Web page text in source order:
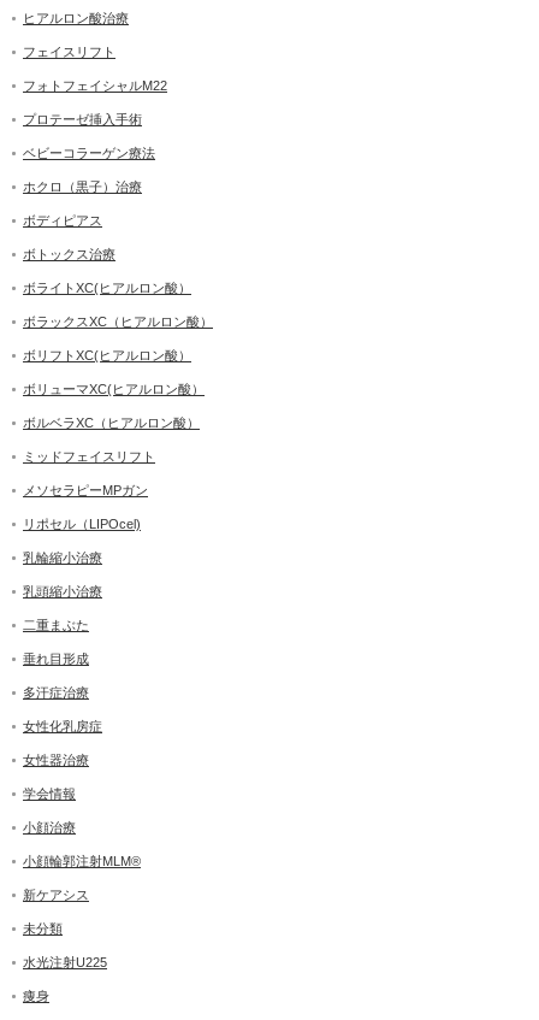
ヒアルロン酸治療
フェイスリフト
フォトフェイシャルM22
プロテーゼ挿入手術
ベビーコラーゲン療法
ホクロ（黒子）治療
ボディピアス
ボトックス治療
ボライトXC(ヒアルロン酸）
ボラックスXC（ヒアルロン酸）
ボリフトXC(ヒアルロン酸）
ボリューマXC(ヒアルロン酸）
ボルベラXC（ヒアルロン酸）
ミッドフェイスリフト
メソセラピーMPガン
リポセル（LIPOcel)
乳輪縮小治療
乳頭縮小治療
二重まぶた
垂れ目形成
多汗症治療
女性化乳房症
女性器治療
学会情報
小顔治療
小顔輪郭注射MLM®
新ケアシス
未分類
水光注射U225
痩身